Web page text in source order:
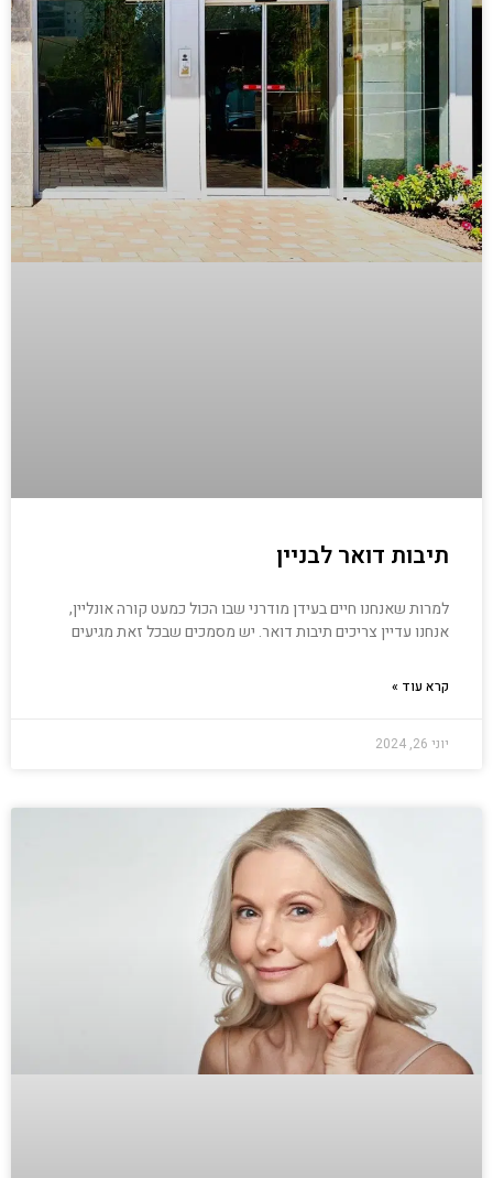
תיבות דואר לבניין
למרות שאנחנו חיים בעידן מודרני שבו הכול כמעט קורה אונליין,
אנחנו עדיין צריכים תיבות דואר. יש מסמכים שבכל זאת מגיעים
קרא עוד »
יוני 26, 2024